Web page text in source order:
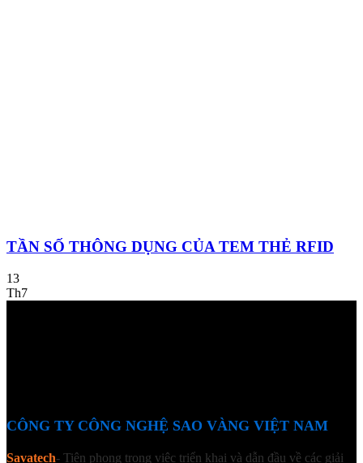
TẦN SỐ THÔNG DỤNG CỦA TEM THẺ RFID
13
Th7
CÔNG TY CÔNG NGHỆ SAO VÀNG VIỆT NAM
Savatech- Tiên phong trong việc triển khai và dẫn đầu về các giải